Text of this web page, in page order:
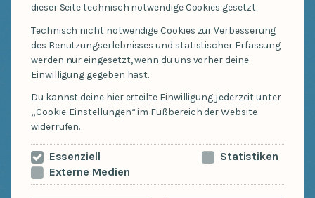
Der erfolgreiche Kindermusiksampler „Unter
meinem Bett“ aus dem Hause Oetinger Media ist
mittlerweile aus keinem Kinderzimmer mehr
wegzudenken. Die Compilations vom Who-is-who
der deutschen Singer-Songwriter-Szene begeistern
nicht nur Kinder, sondern auch Erwachsene. Bei
„Unter meinem Bett“ steuert jede(r) der
Musiker*innen einen Song im ganz eigenen Stil
bei. Mit mal witzigen, mal nachdenklichen und
dieser Seite technisch notwendige Cookies gesetzt.
Technisch nicht notwendige Cookies zur Verbesserung
des Benutzungserlebnisses und statistischer Erfassung
werden nur eingesetzt, wenn du uns vorher deine
Einwilligung gegeben hast.
Du kannst deine hier erteilte Einwilligung jederzeit unter
„Cookie-Einstellungen“ im Fußbereich der Website
widerrufen.
Essenziell
Statistiken
Externe Medien